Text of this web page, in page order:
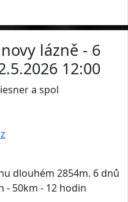
lázně - 6
12:00
a spol
dlouhém 2854m. 6 dnů
- 50km - 12 hodin